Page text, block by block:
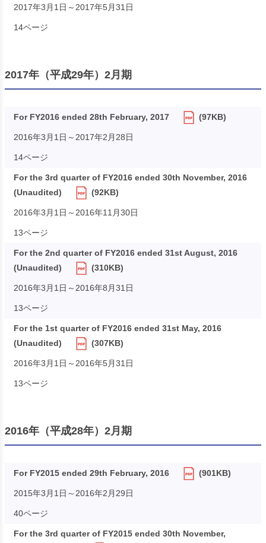
2017年3月1日～2017年5月31日
14ページ
2017年（平成29年）2月期
For FY2016 ended 28th February, 2017 (97KB)
2016年3月1日～2017年2月28日
14ページ
For the 3rd quarter of FY2016 ended 30th November, 2016
(Unaudited)
(92KB)
2016年3月1日～2016年11月30日
13ページ
For the 2nd quarter of FY2016 ended 31st August, 2016
(Unaudited)
(310KB)
2016年3月1日～2016年8月31日
13ページ
For the 1st quarter of FY2016 ended 31st May, 2016
(Unaudited)
(307KB)
2016年3月1日～2016年5月31日
13ページ
2016年（平成28年）2月期
For FY2015 ended 29th February, 2016 (901KB)
2015年3月1日～2016年2月29日
40ページ
For the 3rd quarter of FY2015 ended 30th November,